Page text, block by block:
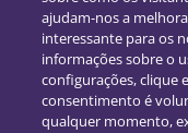
ajudam-nos a
interessante para os
informações sobre o
configurações, clique
consentimento é
qualquer momento,